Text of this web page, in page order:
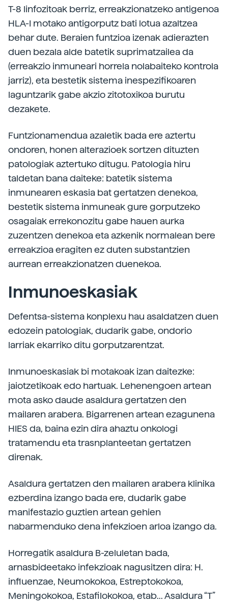
T-8 linfozitoak berriz, erreakzionatzeko antigenoa
HLA-I motako antigorputz bati lotua azaltzea
behar dute. Beraien funtzioa izenak adierazten
duen bezala alde batetik suprimatzailea da
(erreakzio inmuneari horrela nolabaiteko kontrola
jarriz), eta bestetik sistema inespezifikoaren
laguntzarik gabe akzio zitotoxikoa burutu
dezakete.
Funtzionamendua azaletik bada ere aztertu
ondoren, honen alterazioek sortzen dituzten
patologiak aztertuko ditugu. Patologia hiru
taldetan bana daiteke: batetik sistema
inmunearen eskasia bat gertatzen denekoa,
bestetik sistema inmuneak gure gorputzeko
osagaiak errekonozitu gabe hauen aurka
zuzentzen denekoa eta azkenik normalean bere
erreakzioa eragiten ez duten substantzien
aurrean erreakzionatzen duenekoa.
Inmunoeskasiak
Defentsa-sistema konplexu hau asaldatzen duen
edozein patologiak, dudarik gabe, ondorio
larriak ekarriko ditu gorputzarentzat.
Inmunoeskasiak bi motakoak izan daitezke:
jaiotzetikoak edo hartuak. Lehenengoen artean
mota asko daude asaldura gertatzen den
mailaren arabera. Bigarrenen artean ezagunena
HIES da, baina ezin dira ahaztu onkologi
tratamendu eta trasnplanteetan gertatzen
direnak.
Asaldura gertatzen den mailaren arabera klinika
ezberdina izango bada ere, dudarik gabe
manifestazio guztien artean gehien
nabarmenduko dena infekzioen arloa izango da.
Horregatik asaldura B-zeluletan bada,
arnasbideetako infekzioak nagusitzen dira: H.
influenzae, Neumokokoa, Estreptokokoa,
Meningokokoa, Estafilokokoa, etab... Asaldura “T”